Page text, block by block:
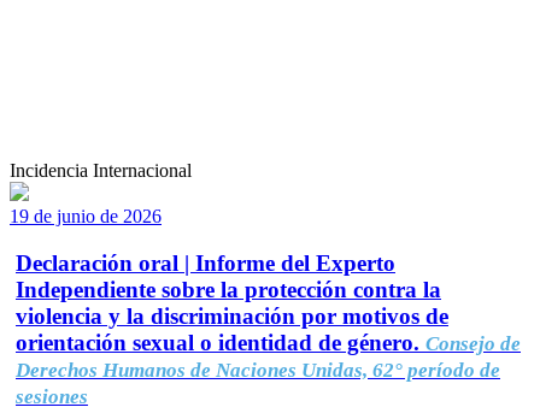
Incidencia Internacional
19 de junio de 2026
Declaración oral | Informe del Experto
Independiente sobre la protección contra la
violencia y la discriminación por motivos de
orientación sexual o identidad de género. Consejo de
Derechos Humanos de Naciones Unidas, 62° período de
sesiones